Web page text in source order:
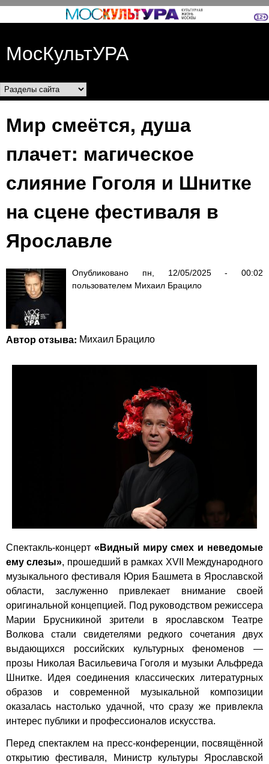
Перейти к основному
МосКультУРА
Разделы сайта
Мир смеётся, душа
плачет: магическое
слияние Гоголя и Шнитке
на сцене фестиваля в
Ярославле
Опубликовано пн, 12/05/2025 - 00:02
пользователем Михаил Брацило
Автор отзыва: Михаил Брацило
Спектакль-концерт «Видный миру смех и неведомые
ему слезы», прошедший в рамках XVII Международного
музыкального фестиваля Юрия Башмета в Ярославской
области, заслуженно привлекает внимание своей
оригинальной концепцией. Под руководством режиссера
Марии Брусникиной зрители в ярославском Театре
Волкова стали свидетелями редкого сочетания двух
выдающихся российских культурных феноменов —
прозы Николая Васильевича Гоголя и музыки Альфреда
Шнитке. Идея соединения классических литературных
образов и современной музыкальной композиции
оказалась настолько удачной, что сразу же привлекла
интерес публики и профессионалов искусства.
Перед спектаклем на пресс-конференции, посвящённой
открытию фестиваля, Министр культуры Ярославской